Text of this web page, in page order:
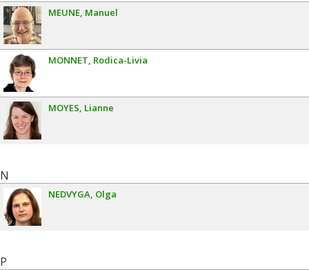
MEUNE Manuel
MONNET Rodica-Livia
MOYES Lianne
N
NEDVYGA Olga
P